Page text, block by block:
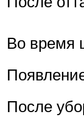
Во время
После